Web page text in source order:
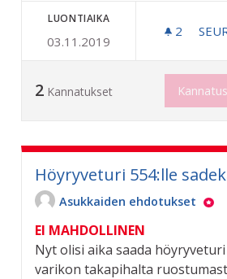
LUONTIAIKA
03.11.2019
2 2
2 Kannatukset
Höyryveturi 554:lle
Asukkaiden ehdotukset
EI MAHDOLLINEN
Nyt olisi aika saada
varikon takapihalta